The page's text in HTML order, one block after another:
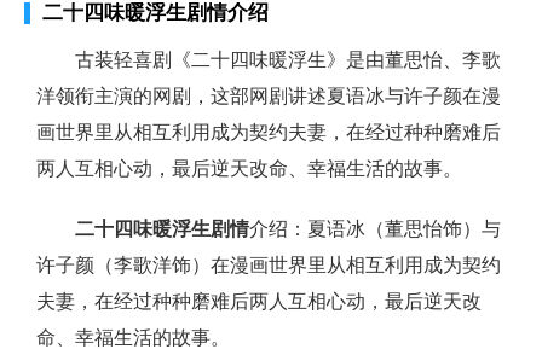
二十四味暖浮生剧情介绍
古装轻喜剧《二十四味暖浮生》是由董思怡、李歌
洋领衔主演的网剧，这部网剧讲述夏语冰与许子颜在漫
画世界里从相互利用成为契约夫妻，在经过种种磨难后
两人互相心动，最后逆天改命、幸福生活的故事。
二十四味暖浮生剧情介绍：夏语冰（董思怡饰）与
许子颜（李歌洋饰）在漫画世界里从相互利用成为契约
夫妻，在经过种种磨难后两人互相心动，最后逆天改
命、幸福生活的故事。